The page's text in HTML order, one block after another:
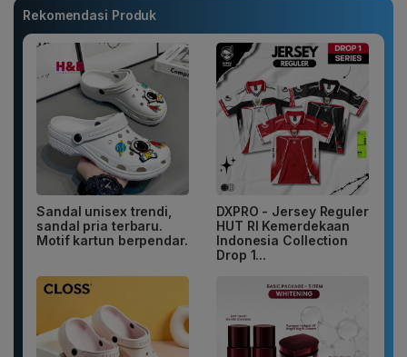
Rekomendasi Produk
Sandal unisex trendi,
sandal pria terbaru.
Motif kartun berpendar.
DXPRO - Jersey Reguler
HUT RI Kemerdekaan
Indonesia Collection
Drop 1...